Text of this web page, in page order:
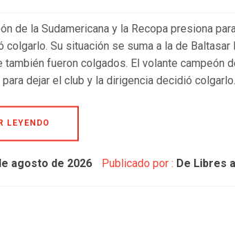
de la Sudamericana y la Recopa presiona
colgarlo. Su situación se suma a la de Baltasar
también fueron colgados. El volante campeón
dejar el club y la dirigencia decidió
LEYENDO
agosto de 2026 Publicado por : De Libres